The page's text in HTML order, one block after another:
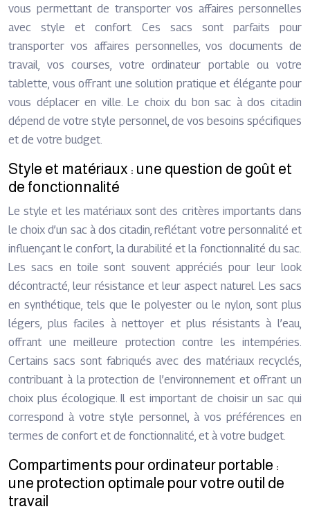
vous permettant de transporter vos affaires personnelles
avec style et confort. Ces sacs sont parfaits pour
transporter vos affaires personnelles, vos documents de
travail, vos courses, votre ordinateur portable ou votre
tablette, vous offrant une solution pratique et élégante pour
vous déplacer en ville. Le choix du bon sac à dos citadin
dépend de votre style personnel, de vos besoins spécifiques
et de votre budget.
Style et matériaux : une question de goût et
de fonctionnalité
Le style et les matériaux sont des critères importants dans
le choix d’un sac à dos citadin, reflétant votre personnalité et
influençant le confort, la durabilité et la fonctionnalité du sac.
Les sacs en toile sont souvent appréciés pour leur look
décontracté, leur résistance et leur aspect naturel. Les sacs
en synthétique, tels que le polyester ou le nylon, sont plus
légers, plus faciles à nettoyer et plus résistants à l’eau,
offrant une meilleure protection contre les intempéries.
Certains sacs sont fabriqués avec des matériaux recyclés,
contribuant à la protection de l’environnement et offrant un
choix plus écologique. Il est important de choisir un sac qui
correspond à votre style personnel, à vos préférences en
termes de confort et de fonctionnalité, et à votre budget.
Compartiments pour ordinateur portable :
une protection optimale pour votre outil de
travail